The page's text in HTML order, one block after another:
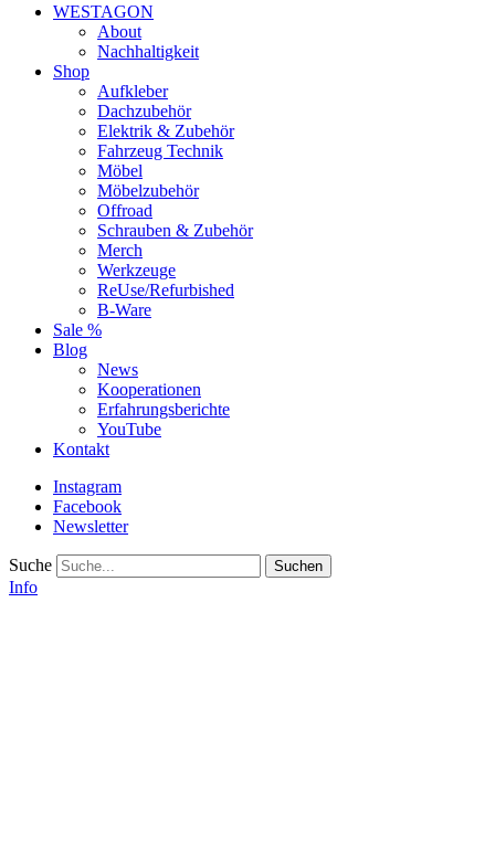
WESTAGON
About
Nachhaltigkeit
Shop
Aufkleber
Dachzubehör
Elektrik & Zubehör
Fahrzeug Technik
Möbel
Möbelzubehör
Offroad
Schrauben & Zubehör
Merch
Werkzeuge
ReUse/Refurbished
B-Ware
Sale %
Blog
News
Kooperationen
Erfahrungsberichte
YouTube
Kontakt
Instagram
Facebook
Newsletter
Suche
Info